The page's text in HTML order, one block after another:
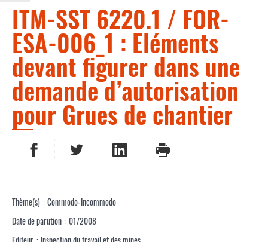
ITM-SST 6220.1 / FOR-
ESA-006_1 : Eléments
devant figurer dans une
demande d’autorisation
pour Grues de chantier
PARTAGER SUR FACEBOOK
PARTAGER SUR TWITTER
PARTAGER SUR LINKEDIN
IMPRIMER
Thème(s) Commodo-Incommodo
Date de parution 01/2008